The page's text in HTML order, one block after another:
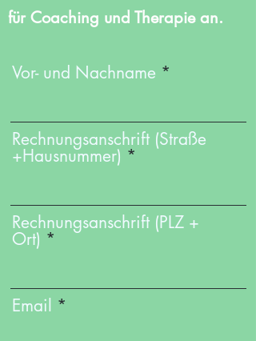
für Coaching und Therapie an.
Vor- und Nachname
Rechnungsanschrift (Straße
+Hausnummer)
Rechnungsanschrift (PLZ +
Ort)
Email